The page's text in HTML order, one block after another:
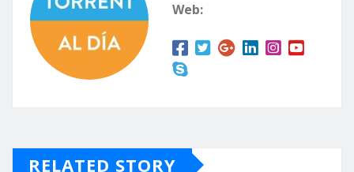
Web:
RELATED STORY